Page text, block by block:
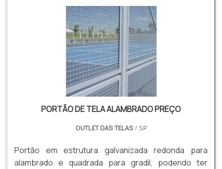
investidos valores consideráveis em instalações de
qualidade, aumentando a eficiência da marca. A
Paraná Telas é uma empresa que tem se destacado
da concorrência por toda seriedade e qualidade, o
que garante o sucesso aos parceiros de ponta a
específicos, conforme a necessidade do cliente.
PORTÃO DE TELA ALAMBRADO PREÇO
OUTLET DAS TELAS/ SP
Portão em estrutura galvanizada redonda para
alambrado e quadrada para gradil, podendo ter